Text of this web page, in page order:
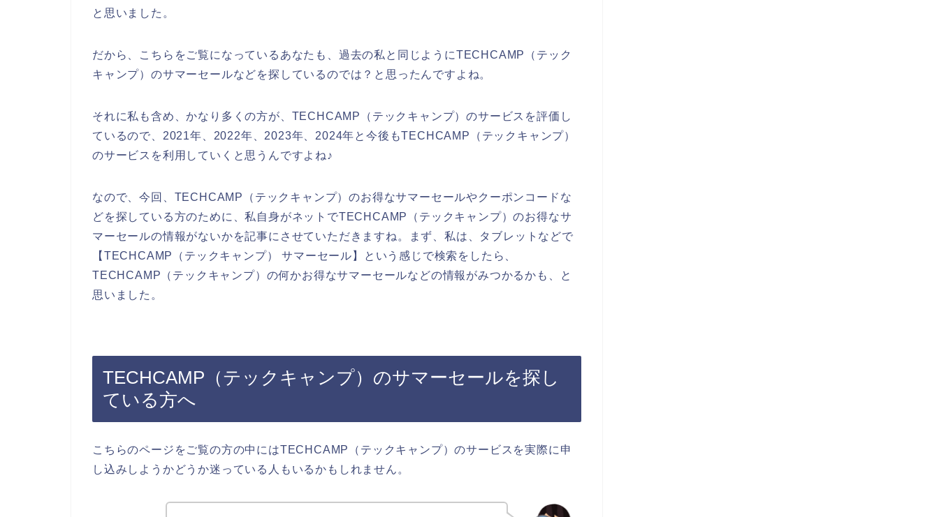
と思いました。
だから、こちらをご覧になっているあなたも、過去の私と同じようにTECHCAMP（テック
キャンプ）のサマーセールなどを探しているのでは？と思ったんですよね。
それに私も含め、かなり多くの方が、TECHCAMP（テックキャンプ）のサービスを評価し
ているので、2021年、2022年、2023年、2024年と今後もTECHCAMP（テックキャンプ）
のサービスを利用していくと思うんですよね♪
なので、今回、TECHCAMP（テックキャンプ）のお得なサマーセールやクーポンコードな
どを探している方のために、私自身がネットでTECHCAMP（テックキャンプ）のお得なサ
マーセールの情報がないかを記事にさせていただきますね。まず、私は、タブレットなどで
【TECHCAMP（テックキャンプ） サマーセール】という感じで検索をしたら、
TECHCAMP（テックキャンプ）の何かお得なサマーセールなどの情報がみつかるかも、と
思いました。
TECHCAMP（テックキャンプ）のサマーセールを探し
ている方へ
こちらのページをご覧の方の中にはTECHCAMP（テックキャンプ）のサービスを実際に申
し込みしようかどうか迷っている人もいるかもしれません。